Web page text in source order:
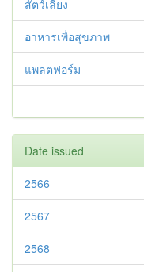
สัตว์เลี้ยง
อาหารเพื่อสุขภาพ
แพลตฟอร์ม
Date issued
2566
2567
2568